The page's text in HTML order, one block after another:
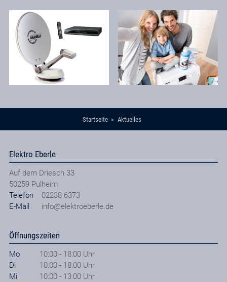
Startseite Aktuelles
Elektro Eberle
Auf dem Driesch 33
50259 Pulheim
Telefon
02238 6373
E-Mail
info@elektroeberle.de
Öffnungszeiten
Mo
10:00 - 18:00 Uhr
Di
10:00 - 18:00 Uhr
Mi
10:00 - 13:00 Uhr